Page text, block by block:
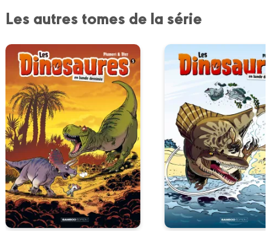
Les autres tomes de la série